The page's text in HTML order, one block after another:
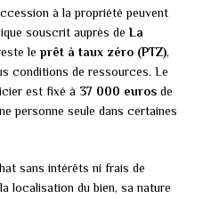
à la propriété peuvent
souscrit auprès deLa
le prêt à taux zéro (PTZ),
conditions de ressources. Le
est fixé à 37 000 euros de
personne seule dans certaines
sans intérêts ni frais de
localisation du bien, sa nature